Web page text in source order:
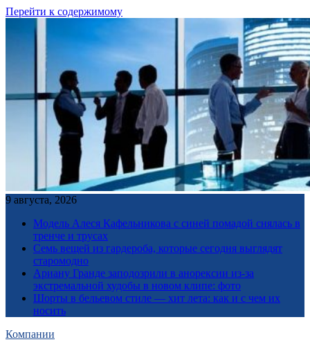
Перейти к содержимому
9 августа, 2026
Модель Алеся Кафельникова с синей помадой снялась в
тренче и трусах
Семь вещей из гардероба, которые сегодня выглядят
старомодно
Ариану Гранде заподозрили в анорексии из-за
экстремальной худобы в новом клипе: фото
Шорты в бельевом стиле — хит лета: как и с чем их
носить
Компании